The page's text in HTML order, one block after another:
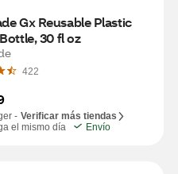
Gx Reusable Plastic
30 fl oz
422
- Verificar más tiendas
el mismo día
Envío